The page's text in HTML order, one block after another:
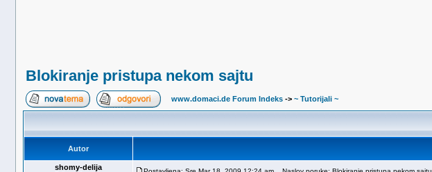
Blokiranje pristupa nekom sajtu
www.domaci.de Forum Indeks-> ~ Tutorijali ~
Autor
shomy-delija